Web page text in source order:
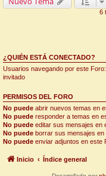
6
¿QUIÉN ESTÁ CONECTADO?
Usuarios navegando por este
invitado
PERMISOS DEL FORO
No puede abrir nuevos temas en
No puede responder a temas en
No puede editar sus mensajes en
No puede borrar sus mensajes en
No puede enviar adjuntos en este
Inicio Índice general